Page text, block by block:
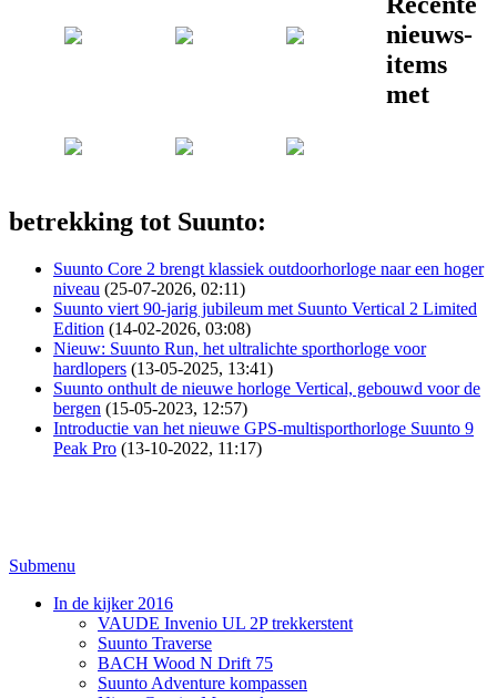
nieuws-
items
met
betrekking tot Suunto:
Suunto Core 2 brengt klassiek outdoorhorloge naar een hoger
niveau (25-07-2026, 02:11)
Suunto viert 90-jarig jubileum met Suunto Vertical 2 Limited
Edition (14-02-2026, 03:08)
Nieuw: Suunto Run, het ultralichte sporthorloge voor
hardlopers (13-05-2025, 13:41)
Suunto onthult de nieuwe horloge Vertical, gebouwd voor de
bergen (15-05-2023, 12:57)
Introductie van het nieuwe GPS-multisporthorloge Suunto 9
Peak Pro (13-10-2022, 11:17)
Submenu
In de kijker 2016
VAUDE Invenio UL 2P trekkerstent
Suunto Traverse
BACH Wood N Drift 75
Suunto Adventure kompassen